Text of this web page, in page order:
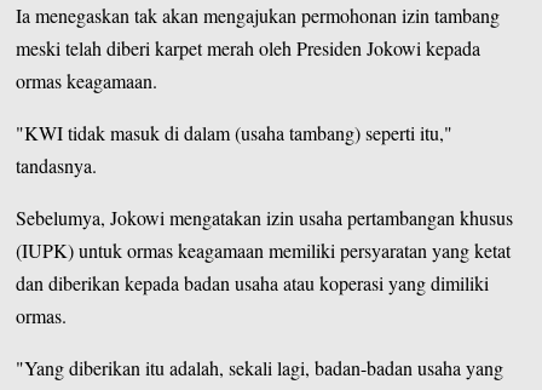
Ia menegaskan tak akan mengajukan permohonan izin tambang
meski telah diberi karpet merah oleh Presiden Jokowi kepada
ormas keagamaan.
"KWI tidak masuk di dalam (usaha tambang) seperti itu,"
tandasnya.
Sebelumya, Jokowi mengatakan izin usaha pertambangan khusus
(IUPK) untuk ormas keagamaan memiliki persyaratan yang ketat
dan diberikan kepada badan usaha atau koperasi yang dimiliki
ormas.
"Yang diberikan itu adalah, sekali lagi, badan-badan usaha yang